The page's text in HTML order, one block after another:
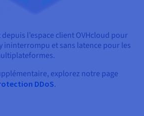
l’espace client OVHcloud pour
ininterrompu et sans latence pour les
explorez notre page
DDoS.